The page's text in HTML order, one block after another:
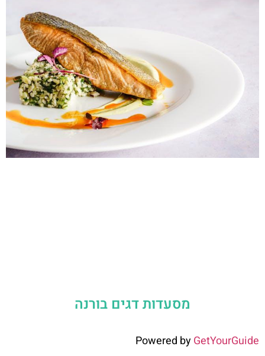
מסעדות דגים בורנה
Powered byGetYourGuide